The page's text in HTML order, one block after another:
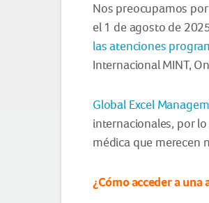
Nos preocupamos
el 1 de agosto de
las atenciones
Internacional MINT,
Global Excel
internacionales, por
médica que merecen
¿Cómo acceder a